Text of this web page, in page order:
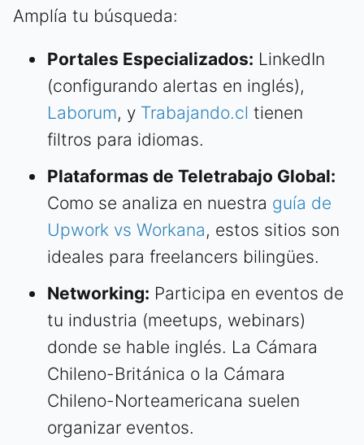
Amplía tu búsqueda:
Portales Especializados: LinkedIn
(configurando alertas en inglés),
Laborum, y Trabajando.cl tienen
filtros para idiomas.
Plataformas de Teletrabajo Global:
Como se analiza en nuestra guía de
Upwork vs Workana, estos sitios son
ideales para freelancers bilingües.
Networking: Participa en eventos de
tu industria (meetups, webinars)
donde se hable inglés. La Cámara
Chileno-Británica o la Cámara
Chileno-Norteamericana suelen
organizar eventos.